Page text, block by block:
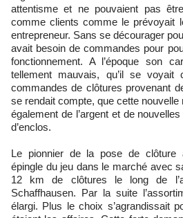
attentisme et ne pouvaient pas
comme clients comme le prévoyait
entrepreneur. Sans se décourager
avait besoin de commandes pour
fonctionnement. A l’époque son
tellement mauvais, qu’il se voyait
commandes de clôtures provenant
se rendait compte, que cette
également de l’argent et de
d’enclos.
Le pionnier de la pose de clôture
épingle du jeu dans le marché avec
12 km de clôtures le long de
Schaffhausen. Par la suite
élargi. Plus le choix s’agrandissait